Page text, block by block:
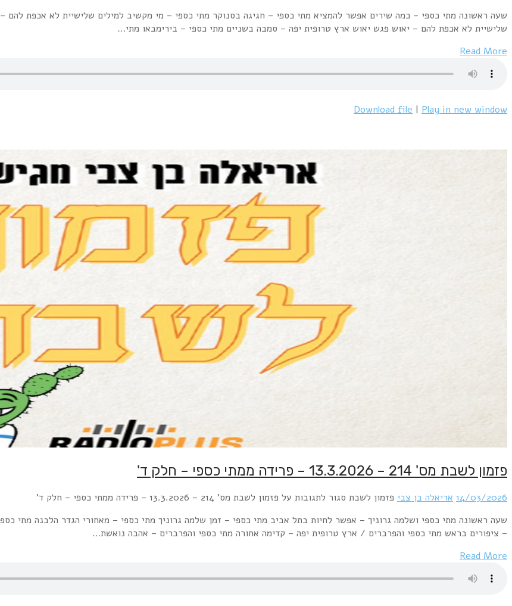
שעה ראשונה מתי כספי – כמה שירים אפשר להמציא מתי כספי – חגיגה בסנוקר מתי כספי – מי מקשיב למילים שלישיית לא אכפת להם
שלישיית לא אכפת להם – יאוש פגש יאוש ארץ טרופית יפה – סמבה בשניים מתי כספי – בירימבאו מתי…
Read More
Download file | Play in new window
פזמון לשבת מס' 214 – 13.3.2026 – פרידה ממתי כספי – חלק ד'
14/03/2026 אריאלה בן צבי פזמון לשבת סגור לתגובות על פזמון לשבת מס' 214 – 13.3.2026 – פרידה ממתי כספי – חלק ד'
שעה ראשונה מתי כספי ושלמה גרוניך – אפשר לחיות בתל אביב מתי כספי – זמן שלמה גרוניך מתי כספי – מאחורי הגדר הלבנה מתי
– ציפורים בראש מתי כספי והפרברים / ארץ טרופית יפה – קדימה אחורה מתי כספי והפרברים – אהבה נואשת…
Read More